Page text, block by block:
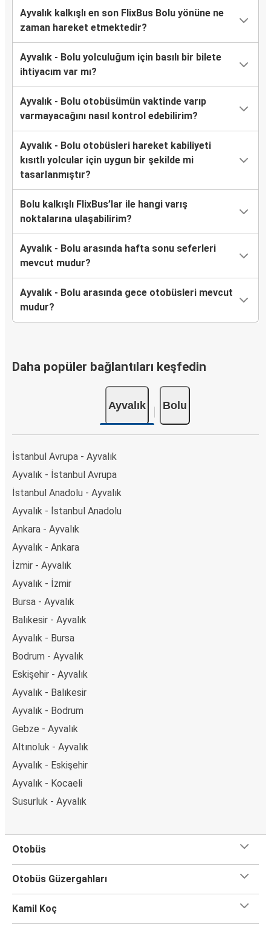
Ayvalık kalkışlı en son FlixBus Bolu yönüne ne
zaman hareket etmektedir?
Ayvalık - Bolu yolculuğum için basılı bir bilete
ihtiyacım var mı?
Ayvalık - Bolu otobüsümün vaktinde varıp
varmayacağını nasıl kontrol edebilirim?
Ayvalık - Bolu otobüsleri hareket kabiliyeti
kısıtlı yolcular için uygun bir şekilde mi
tasarlanmıştır?
Bolu kalkışlı FlixBus’lar ile hangi varış
noktalarına ulaşabilirim?
Ayvalık - Bolu arasında hafta sonu seferleri
mevcut mudur?
Ayvalık - Bolu arasında gece otobüsleri mevcut
mudur?
Daha popüler bağlantıları keşfedin
Ayvalık Bolu
İstanbul Avrupa - Ayvalık
Ayvalık - İstanbul Avrupa
İstanbul Anadolu - Ayvalık
Ayvalık - İstanbul Anadolu
Ankara - Ayvalık
Ayvalık - Ankara
İzmir - Ayvalık
Ayvalık - İzmir
Bursa - Ayvalık
Balıkesir - Ayvalık
Ayvalık - Bursa
Bodrum - Ayvalık
Eskişehir - Ayvalık
Ayvalık - Balıkesir
Ayvalık - Bodrum
Gebze - Ayvalık
Altınoluk - Ayvalık
Ayvalık - Eskişehir
Ayvalık - Kocaeli
Susurluk - Ayvalık
Otobüs
Otobüs Güzergahları
Kamil Koç